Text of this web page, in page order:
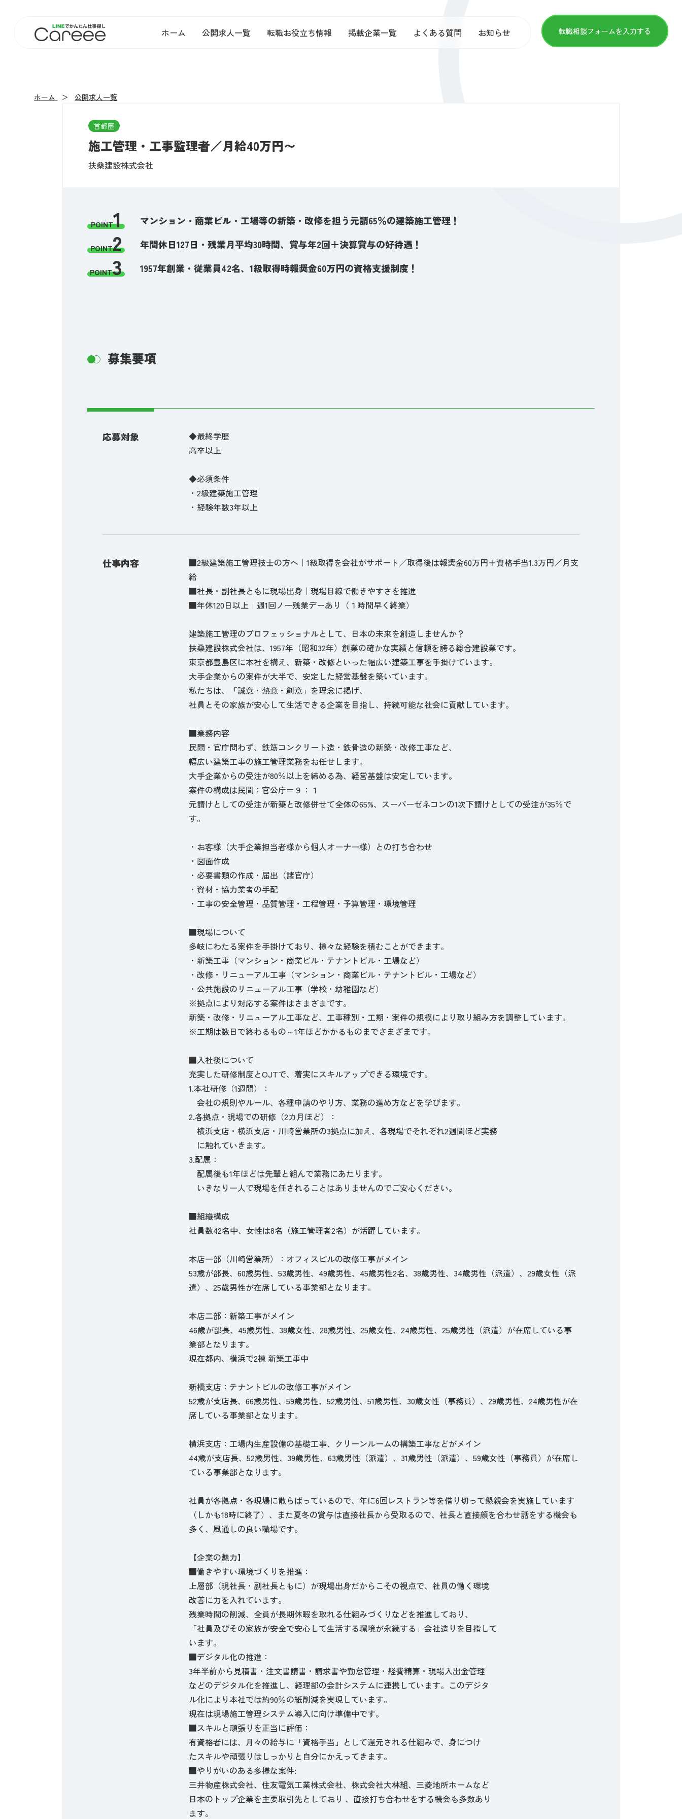
ホーム 公開求人一覧 転職お役立ち情報 掲載企業一覧 よくある質問 お知らせ 転職相談フォームを入力する
ホーム 公開求人一覧
首都圏
施工管理・工事監理者／月給40万円〜
扶桑建設株式会社
POINT1 マンション・商業ビル・工場等の新築・改修を担う元請65％の建築施工管理！
POINT2 年間休日127日・残業月平均30時間、賞与年2回＋決算賞与の好待遇！
POINT3 1957年創業・従業員42名、1級取得時報奨金60万円の資格支援制度！
募集要項
応募対象
◆最終学歴
高卒以上
◆必須条件
・2級建築施工管理
・経験年数3年以上
仕事内容
■2級建築施工管理技士の方へ｜1級取得を会社がサポート／取得後は報奨金60万円＋資格手当1.3万円／月支
給
■社長・副社長ともに現場出身｜現場目線で働きやすさを推進
■年休120日以上｜週1回ノー残業デーあり（１時間早く終業）
建築施工管理のプロフェッショナルとして、日本の未来を創造しませんか？
扶桑建設株式会社は、1957年（昭和32年）創業の確かな実績と信頼を誇る総合建設業です。
東京都豊島区に本社を構え、新築・改修といった幅広い建築工事を手掛けています。
大手企業からの案件が大半で、安定した経営基盤を築いています。
私たちは、「誠意・熱意・創意」を理念に掲げ、
社員とその家族が安心して生活できる企業を目指し、持続可能な社会に貢献しています。
■業務内容
民間・官庁問わず、鉄筋コンクリート造・鉄骨造の新築・改修工事など、
幅広い建築工事の施工管理業務をお任せします。
大手企業からの受注が80％以上を締める為、経営基盤は安定しています。
案件の構成は民間：官公庁＝９：１
元請けとしての受注が新築と改修併せて全体の65%、スーパーゼネコンの1次下請けとしての受注が35％で
す。
・お客様（大手企業担当者様から個人オーナー様）との打ち合わせ
・図面作成
・必要書類の作成・届出（諸官庁）
・資材・協力業者の手配
・工事の安全管理・品質管理・工程管理・予算管理・環境管理
■現場について
多岐にわたる案件を手掛けており、様々な経験を積むことができます。
・新築工事（マンション・商業ビル・テナントビル・工場など）
・改修・リニューアル工事（マンション・商業ビル・テナントビル・工場など）
・公共施設のリニューアル工事（学校・幼稚園など）
※拠点により対応する案件はさまざまです。
新築・改修・リニューアル工事など、工事種別・工期・案件の規模により取り組み方を調整しています。
※工期は数日で終わるもの～1年ほどかかるものまでさまざまです。
■入社後について
充実した研修制度とOJTで、着実にスキルアップできる環境です。
1.本社研修（1週間）：
会社の規則やルール、各種申請のやり方、業務の進め方などを学びます。
2.各拠点・現場での研修（2カ月ほど）：
横浜支店・横浜支店・川崎営業所の3拠点に加え、各現場でそれぞれ2週間ほど実務
に触れていきます。
3.配属：
配属後も1年ほどは先輩と組んで業務にあたります。
いきなり一人で現場を任されることはありませんのでご安心ください。
■組織構成
社員数42名中、女性は8名（施工管理者2名）が活躍しています。
本店一部（川崎営業所）：オフィスビルの改修工事がメイン
53歳が部長、60歳男性、53歳男性、49歳男性、45歳男性2名、38歳男性、34歳男性（派遣）、29歳女性（派
遣）、25歳男性が在席している事業部となります。
本店二部：新築工事がメイン
46歳が部長、45歳男性、38歳女性、28歳男性、25歳女性、24歳男性、25歳男性（派遣）が在席している事
業部となります。
現在都内、横浜で2棟 新築工事中
新橋支店：テナントビルの改修工事がメイン
52歳が支店長、66歳男性、59歳男性、52歳男性、51歳男性、30歳女性（事務員）、29歳男性、24歳男性が在
席している事業部となります。
横浜支店：工場内生産設備の基礎工事、クリーンルームの構築工事などがメイン
44歳が支店長、52歳男性、39歳男性、63歳男性（派遣）、31歳男性（派遣）、59歳女性（事務員）が在席し
ている事業部となります。
社員が各拠点・各現場に散らばっているので、年に6回レストラン等を借り切って懇親会を実施しています
（しかも18時に終了）、また夏冬の賞与は直接社長から受取るので、社長と直接顔を合わせ話をする機会も
多く、風通しの良い職場です。
【企業の魅力】
■働きやすい環境づくりを推進：
上層部（現社長・副社長ともに）が現場出身だからこその視点で、社員の働く環境
改善に力を入れています。
残業時間の削減、全員が長期休暇を取れる仕組みづくりなどを推進しており、
「社員及びその家族が安全で安心して生活する環境が永続する」会社造りを目指して
います。
■デジタル化の推進：
3年半前から見積書・注文書請書・請求書や勤怠管理・経費精算・現場入出金管理
などのデジタル化を推進し、経理部の会計システムに連携しています。このデジタ
ル化により本社では約90％の紙削減を実現しています。
現在は現場施工管理システム導入に向け準備中です。
■スキルと頑張りを正当に評価：
有資格者には、月々の給与に「資格手当」として還元される仕組みで、身につけ
たスキルや頑張りはしっかりと自分にかえってきます。
■やりがいのある多様な案件:
三井物産株式会社、住友電気工業株式会社、株式会社大林組、三菱地所ホームなど
日本のトップ企業を主要取引先としており 、直接打ち合わせをする機会も多数あり
ます。